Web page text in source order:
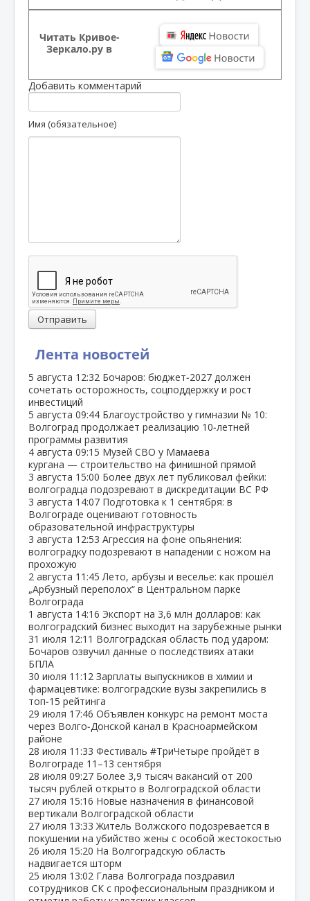
Лента новостей
5 августа 12:32 Бочаров: бюджет‑2027 должен
сочетать осторожность, соцподдержку и рост
инвестиций
5 августа 09:44 Благоустройство у гимназии № 10:
Волгоград продолжает реализацию 10‑летней
программы развития
4 августа 09:15 Музей СВО у Мамаева
кургана — строительство на финишной прямой
3 августа 15:00 Более двух лет публиковал фейки:
волгоградца подозревают в дискредитации ВС РФ
3 августа 14:07 Подготовка к 1 сентября: в
Волгограде оценивают готовность
образовательной инфраструктуры
3 августа 12:53 Агрессия на фоне опьянения:
волгоградку подозревают в нападении с ножом на
прохожую
2 августа 11:45 Лето, арбузы и веселье: как прошёл
„Арбузный переполох“ в Центральном парке
Волгограда
1 августа 14:16 Экспорт на 3,6 млн долларов: как
волгоградский бизнес выходит на зарубежные рынки
31 июля 12:11 Волгоградская область под ударом:
Бочаров озвучил данные о последствиях атаки
БПЛА
30 июля 11:12 Зарплаты выпускников в химии и
фармацевтике: волгоградские вузы закрепились в
топ‑15 рейтинга
29 июля 17:46 Объявлен конкурс на ремонт моста
через Волго‑Донской канал в Красноармейском
районе
28 июля 11:33 Фестиваль #ТриЧетыре пройдёт в
Волгограде 11–13 сентября
28 июля 09:27 Более 3,9 тысяч вакансий от 200
тысяч рублей открыто в Волгоградской области
27 июля 15:16 Новые назначения в финансовой
вертикали Волгоградской области
27 июля 13:33 Житель Волжского подозревается в
покушении на убийство жены с особой жестокостью
26 июля 15:20 На Волгоградскую область
надвигается шторм
25 июля 13:02 Глава Волгограда поздравил
сотрудников СК с профессиональным праздником и
Читать Кривое-
Зеркало.ру в
Добавить комментарий
Имя (обязательное)
Отправить